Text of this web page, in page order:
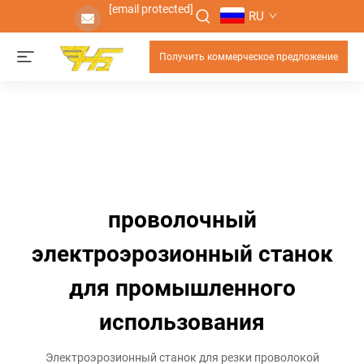
[email protected] RU
Получить коммерческое предложение
проволочный
электроэрозионный станок
для промышленного
использования
Электроэрозионный станок для резки проволокой